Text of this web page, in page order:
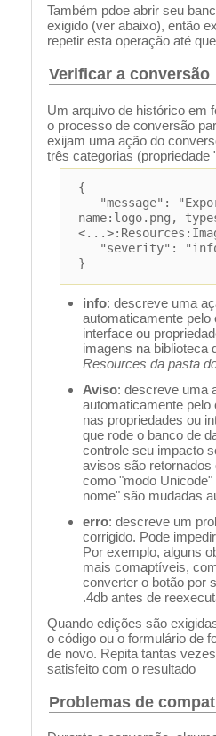
Também pdoe abrir seu
exigido (ver abaixo), então
repetir esta operação até
Verificar a conversão
Um arquivo de histórico em
o processo de conversão
exijam uma ação do
três categorias
{
"message":
name:logo.png,
"severity":
}
info: descreve uma
automaticamente
interface ou
imagens na biblioteca
Resources da pasta
Aviso: descreve uma
automaticamente
nas propriedades ou
que rode o banco de
controle seu impacto
avisos são
como "modo
nome" são mudadas
erro: descreve um
corrigido. Pode
Por exemplo, alguns
mais comaptíveis,
converter o botão por
.4db antes de
Quando edições são
o código ou o formulário de
de novo. Repita tantas
satisfeito com o resultado
Problemas de